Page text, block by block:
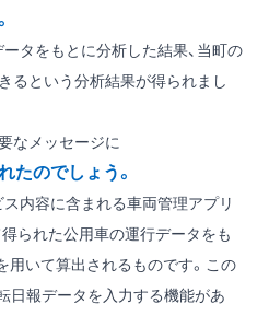
タをもとに分析した結果、当町の
るという分析結果が得られまし
なメッセージに
のでしょう。
内容に含まれる車両管理アプリ
得られた公用車の運行データをも
用いて算出されるものです。この
日報データを入力する機能があ